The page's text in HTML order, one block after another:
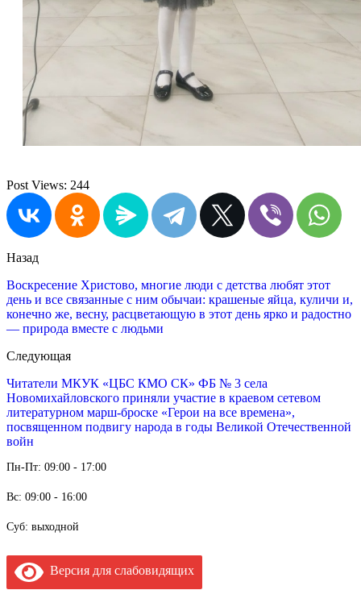
Post Views: 244
Назад
Воскресение Христово, многие люди с детства любят этот
день и все связанные с ним обычаи: крашеные яйца, куличи и,
конечно же, весну, расцветающую в этот день ярко и радостно
— природа вместе с людьми
Следующая
Читатели МКУК «ЦБС КМО СК» ФБ № 3 села
Новомихайловского приняли участие в краевом сетевом
литературном марш-броске «Герои на все времена»,
посвященном подвигу народа в годы Великой Отечественной
войн
Пн-Пт: 09:00 - 17:00
Вс: 09:00 - 16:00
Суб: выходной
Версия для слабовидящих